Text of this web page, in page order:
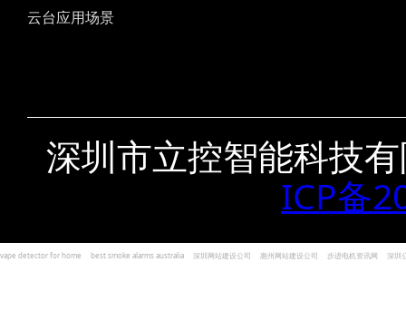
云台应用场景
深圳市立控智能科技
ICP备
vape detector for home best smoke alarms australia 深圳网站建设公司 惠州网站建设公司 步进电机资讯网 深圳